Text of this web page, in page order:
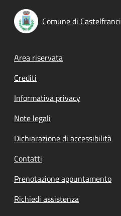
Comune di Castelfranci
Footer menu
Area riservata
Crediti
Informativa privacy
Note legali
Dichiarazione di accessibilità
Contatti
Prenotazione appuntamento
Richiedi assistenza